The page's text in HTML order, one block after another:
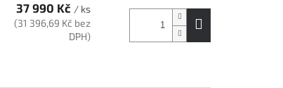
37 990 Kč / ks
(31 396,69 Kč bez
DPH)